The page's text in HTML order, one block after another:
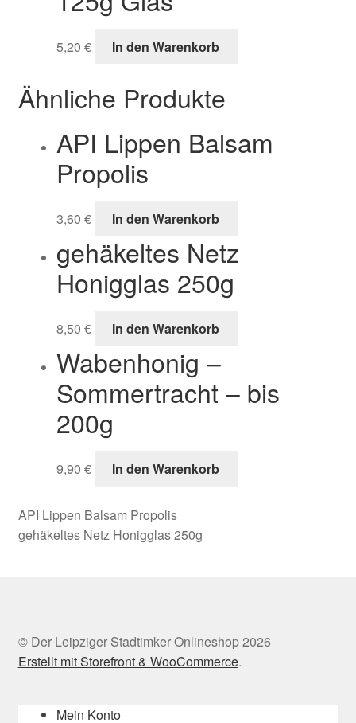
5,20 € In den Warenkorb
Ähnliche Produkte
API Lippen Balsam
Propolis
3,60 € In den Warenkorb
gehäkeltes Netz
Honigglas 250g
8,50 € In den Warenkorb
Wabenhonig –
Sommertracht – bis
200g
9,90 € In den Warenkorb
API Lippen Balsam Propolis
gehäkeltes Netz Honigglas 250g
© Der Leipziger Stadtimker Onlineshop 2026
Erstellt mit Storefront & WooCommerce.
Mein Konto